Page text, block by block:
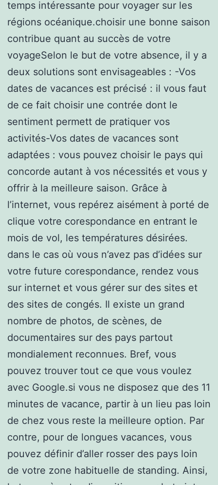
temps intéressante pour voyager sur les
régions océanique.choisir une bonne saison
contribue quant au succès de votre
voyageSelon le but de votre absence, il y a
deux solutions sont envisageables : -Vos
dates de vacances est précisé : il vous faut
de ce fait choisir une contrée dont le
sentiment permett de pratiquer vos
activités-Vos dates de vacances sont
adaptées : vous pouvez choisir le pays qui
concorde autant à vos nécessités et vous y
offrir à la meilleure saison. Grâce à
l’internet, vous repérez aisément à porté de
clique votre corespondance en entrant le
mois de vol, les températures désirées.
dans le cas où vous n’avez pas d’idées sur
votre future corespondance, rendez vous
sur internet et vous gérer sur des sites et
des sites de congés. Il existe un grand
nombre de photos, de scènes, de
documentaires sur des pays partout
mondialement reconnues. Bref, vous
pouvez trouver tout ce que vous voulez
avec Google.si vous ne disposez que des 11
minutes de vacance, partir à un lieu pas loin
de chez vous reste la meilleure option. Par
contre, pour de longues vacances, vous
pouvez définir d’aller rosser des pays loin
de votre zone habituelle de standing. Ainsi,